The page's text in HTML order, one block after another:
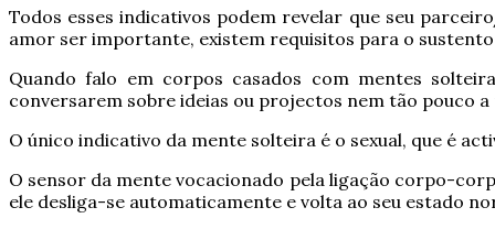
Todos esses indicativos podem revelar que seu
amor ser importante, existem requisitos para o
Quando falo em corpos casados com mentes
conversarem sobre ideias ou projectos nem tão pouco
O único indicativo da mente solteira é o sexual, que é
O sensor da mente vocacionado pela ligação corpo-
ele desliga-se automaticamente e volta ao seu estado